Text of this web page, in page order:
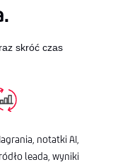
skróć czas
notatki AI,
leada, wyniki